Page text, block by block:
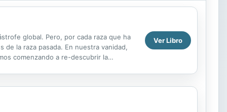
global. Pero, por cada raza que ha
la raza pasada. En nuestra vanidad,
comenzando a re-descubrir la
Ver Libro